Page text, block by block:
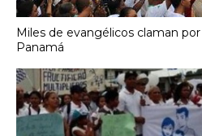
Miles de evangélicos claman
Panamá